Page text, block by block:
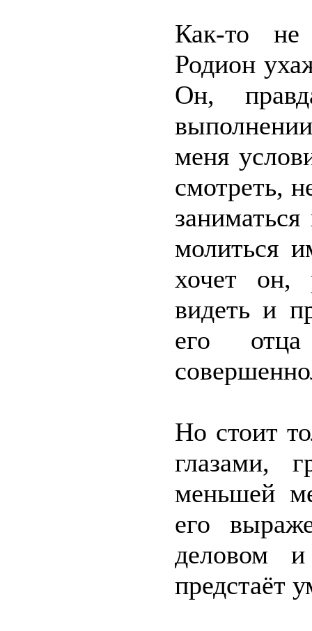
Как-то не
Родион
Он,
меня
смотреть,
молиться
хочет он,
видеть и
его
Но стоит
глазами,
меньшей
его
деловом
предстаёт